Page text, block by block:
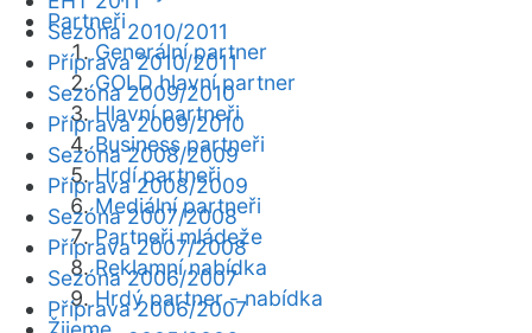
Partneři
Generální partner
GOLD hlavní partner
Hlavní partneři
Business partneři
Hrdí partneři
Mediální partneři
Partneři mládeže
Reklamní nabídka
Hrdý partner - nabídka
Sezóna 2010/2011
Příprava 2010/2011
Sezóna 2009/2010
Příprava 2009/2010
Sezóna 2008/2009
Příprava 2008/2009
Sezóna 2007/2008
Příprava 2007/2008
Sezóna 2006/2007
Příprava 2006/2007